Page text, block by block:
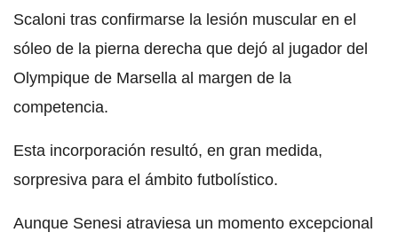
Scaloni tras confirmarse la lesión muscular en el
sóleo de la pierna derecha que dejó al jugador del
Olympique de Marsella al margen de la
competencia.
Esta incorporación resultó, en gran medida,
sorpresiva para el ámbito futbolístico.
Aunque Senesi atraviesa un momento excepcional